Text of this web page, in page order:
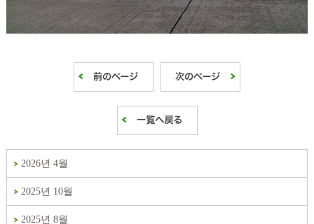
2026년 4월
2025년 10월
2025년 8월